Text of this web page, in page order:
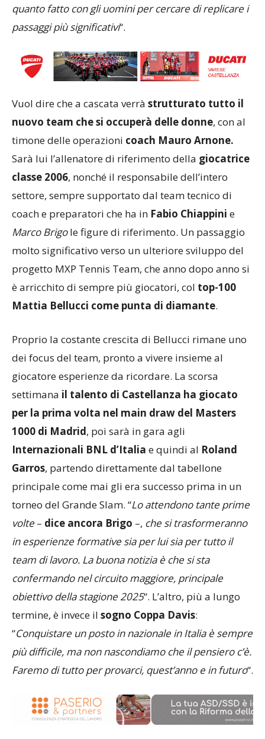
quanto fatto con gli uomini per cercare di replicare i
passaggi più significativi“.
Vuol dire che a cascata verràstrutturato tutto il
nuovo team che si occuperà delle donne
coach Mauro Arnone.
Sarà lui l’allenatore di riferimento della
settore, sempre supportato dal team tecnico di
coach e preparatori che ha in
Marco Brigole figure di riferimento. Un passaggio
progetto MXP Tennis Team, che anno dopo anno si
è arricchito di sempre più giocatori, col
giocatore esperienze da ricordare. La scorsa
settimana
il talento di Castellanza ha giocato
per la prima volta nel main draw del Masters
1000 di Madrid , poi sarà in gara agli
Internazionali BNL d’Italia
principale come mai gli era successo prima in un
torneo del Grande Slam. “
Lo attendono tante prime
volte
dice ancora Brigo
che si trasformeranno
in esperienze formative sia per lui sia per tutto il
team di lavoro. La buona notizia è che si sta
confermando nel circuito maggiore, principale
obiettivo della stagione 2025
“. L’altro, più a lungo
termine, è invece il
sogno Coppa Davis
Conquistare un posto in nazionale in Italia è sempre
più difficile, ma non nascondiamo che il pensiero c’è.